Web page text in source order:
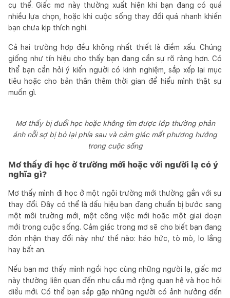
cụ thể. Giấc mơ này thường xuất hiện khi bạn đang có quá
nhiều lựa chọn, hoặc khi cuộc sống thay đổi quá nhanh khiến
bạn chưa kịp thích nghi.
Cả hai trường hợp đều không nhất thiết là điềm xấu. Chúng
giống như tín hiệu cho thấy bạn đang cần sự rõ ràng hơn. Có
thể bạn cần hỏi ý kiến người có kinh nghiệm, sắp xếp lại mục
tiêu hoặc cho bản thân thêm thời gian để hiểu mình thật sự
muốn gì.
Mơ thấy bị đuổi học hoặc không tìm được lớp thường phản
ánh nỗi sợ bị bỏ lại phía sau và cảm giác mất phương hướng
trong cuộc sống
Mơ thấy đi học ở trường mới hoặc với người lạ có ý
nghĩa gì?
Mơ thấy mình đi học ở một ngôi trường mới thường gắn với sự
thay đổi. Đây có thể là dấu hiệu bạn đang chuẩn bị bước sang
một môi trường mới, một công việc mới hoặc một giai đoạn
mới trong cuộc sống. Cảm giác trong mơ sẽ cho biết bạn đang
đón nhận thay đổi này như thế nào: háo hức, tò mò, lo lắng
hay bất an.
Nếu bạn mơ thấy mình ngồi học cùng những người lạ, giấc mơ
này thường liên quan đến nhu cầu mở rộng quan hệ và học hỏi
điều mới. Có thể bạn sắp gặp những người có ảnh hưởng đến